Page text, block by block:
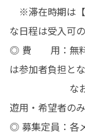
※滞在時期は【
な日程は受入可
◎ 費　　用：無
は参加者負担とな
なお、宿泊
遊用・希望者の
◎ 募集定員：各